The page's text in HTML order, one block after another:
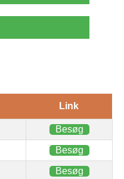
Link
Besøg
Besøg
Besøg